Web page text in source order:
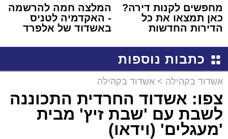
מחפשים לקנות דירה?
כאן תמצאו את כל
הדירות החדשות
המלצה חמה להרשמה
- האקדמיה לטניס
באשדוד של אלפרד
כתבות נוספות
אשדוד בקהילה > אשדוד בקהילה
צפו: אשדוד החרדית התכוננה
לשבת עם 'שבת זיץ' מבית
'מעגלים' (וידאו)